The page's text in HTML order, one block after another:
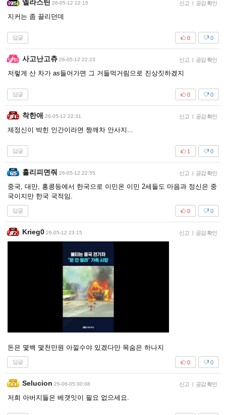
엘라스틴 26-05-12 22:15 신고 | 공감 확인
지커는 좀 끌리던데
답글 0
0
사고난고츄 26-05-12 22:23 신고 | 공감 확인
저렇게 산 차가 as들어가면 그 거들먹거림으로 진상짓하겠지
답글 0
0
착한애 26-05-12 22:31 신고 | 공감 확인
제정신이 박힌 인간이라면 짱깨차 안사지...
답글 0
1
홀리피면줘 26-05-12 22:55 신고 | 공감 확인
중국, 대만, 홍콩등에서 한국으로 이민온 이민 2세들도 마음과 정신은 중
국이지만 한국 국적임.
답글 0
0
Krieg0 26-05-12 23:15 신고 | 공감 확인
돈은 몇백 몇천만원 아낄수야 있겠다만 목숨은 하나지
답글 0
0
Selucion 26-06-05 00:08 신고 공감 확인
저희 아버지들은 베갯잇이 필요 없으세요.